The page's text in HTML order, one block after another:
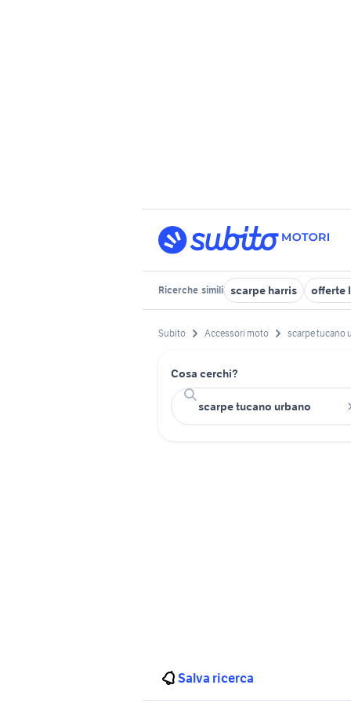
Ricerche simili scarpe harris offerte
Subito Accessori moto scarpe tucano
Cosa cerchi?
Salva ricerca